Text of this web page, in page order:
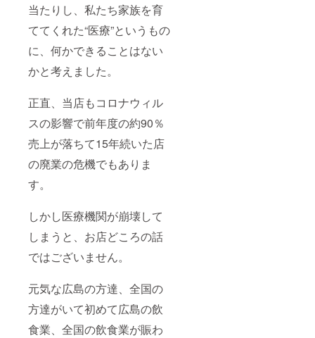
当たりし、私たち家族を育
ててくれた“医療”というもの
に、何かできることはない
かと考えました。
正直、当店もコロナウィル
スの影響で前年度の約90％
売上が落ちて15年続いた店
の廃業の危機でもありま
す。
しかし医療機関が崩壊して
しまうと、お店どころの話
ではございません。
元気な広島の方達、全国の
方達がいて初めて広島の飲
食業、全国の飲食業が賑わ